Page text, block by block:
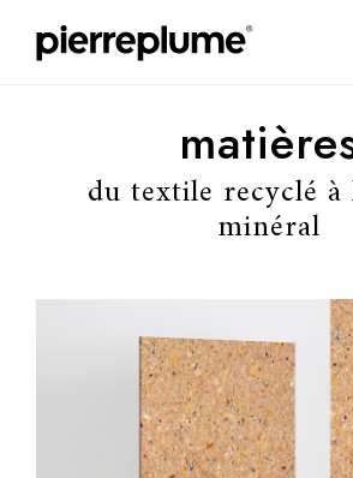
du textile recyclé à
minéral